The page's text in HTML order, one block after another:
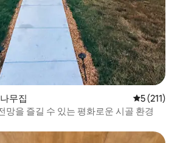
무집 평점 5점(5
5 (211)
망을 즐길 수 있는 평화로운 시골 환경